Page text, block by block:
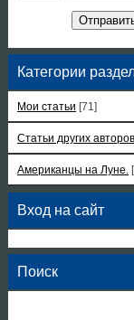
Категории
Мои статьи [71]
Статьи других авторов
Американцы на Луне.
Вход на сайт
Поиск